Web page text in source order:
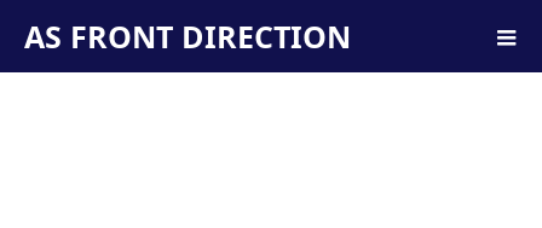
AS FRONT DIRECTION